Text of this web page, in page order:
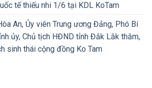
tế thiếu nhi 1/6 tại KDL KoTam
An, Ủy viên Trung ương Đảng, Phó Bí
ủy, Chủ tịch HĐND tỉnh Đắk Lắk thăm,
sinh thái cộng đồng Ko Tam